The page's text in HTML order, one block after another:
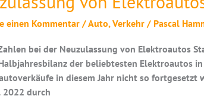
einen Kommentar/Auto,Verkehr / Pascal
bei der Neuzulassung von Elektroautos
der beliebtesten Elektroautos
in diesem Jahr nicht so fortgesetzt
2022 durch